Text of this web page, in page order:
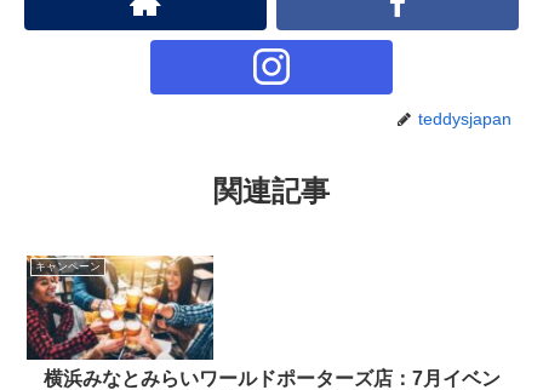
teddysjapan
関連記事
キャンペーン
横浜みなとみらいワールドポーターズ店：7月イベン